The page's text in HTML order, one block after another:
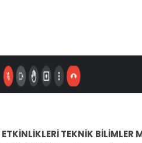
TEKNİK BİLİMLER